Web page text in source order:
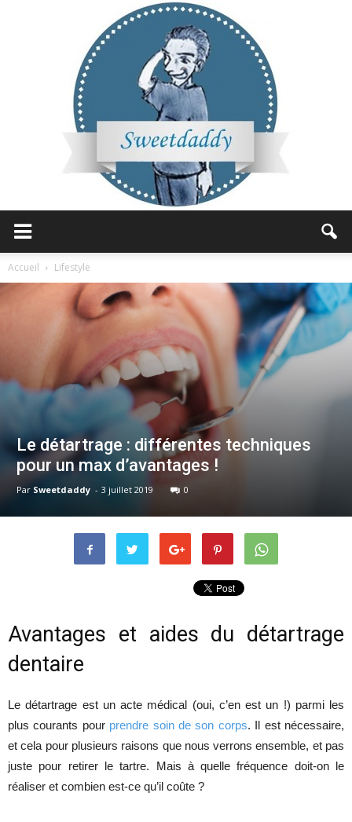
Accueil Lifestyle
Le détartrage : différentes techniques
pour un max d’avantages !
Par Sweetdaddy - 3 juillet 2019 0
Avantages et aides du détartrage
dentaire
Le détartrage est un acte médical (oui, c’en est un !) parmi les
plus courants pour prendre soin de son corps. Il est nécessaire,
et cela pour plusieurs raisons que nous verrons ensemble, et pas
juste pour retirer le tartre. Mais à quelle fréquence doit-on le
réaliser et combien est-ce qu’il coûte ?